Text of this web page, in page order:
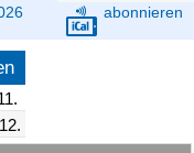
abonnieren